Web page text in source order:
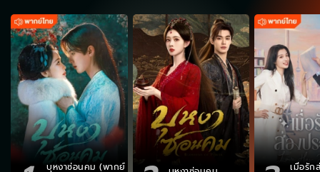
บุหงาซ่อนคม (พากย์ เมื่อรัก